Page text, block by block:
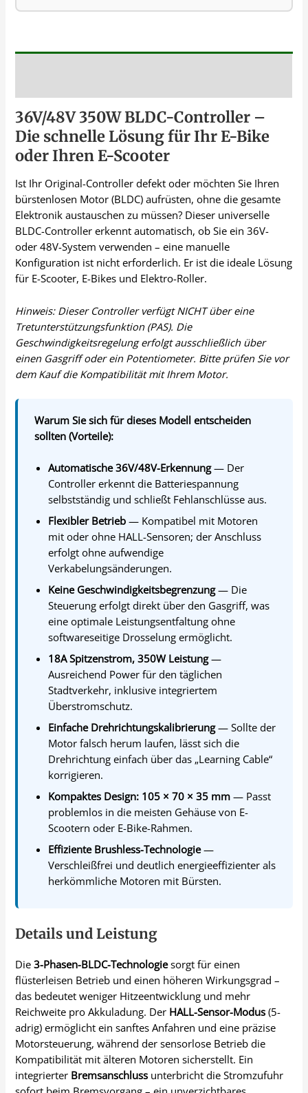
36V/48V 350W BLDC-Controller –
Die schnelle Lösung für Ihr E-Bike
oder Ihren E-Scooter
Ist Ihr Original-Controller defekt oder möchten Sie Ihren
bürstenlosen Motor (BLDC) aufrüsten, ohne die gesamte
Elektronik austauschen zu müssen? Dieser universelle
BLDC-Controller erkennt automatisch, ob Sie ein 36V-
oder 48V-System verwenden – eine manuelle
Konfiguration ist nicht erforderlich. Er ist die ideale Lösung
für E-Scooter, E-Bikes und Elektro-Roller.
Hinweis: Dieser Controller verfügt NICHT über eine
Tretunterstützungsfunktion (PAS). Die
Geschwindigkeitsregelung erfolgt ausschließlich über
einen Gasgriff oder ein Potentiometer. Bitte prüfen Sie vor
dem Kauf die Kompatibilität mit Ihrem Motor.
Warum Sie sich für dieses Modell entscheiden
sollten (Vorteile):
Automatische 36V/48V-Erkennung— Der
Controller erkennt die Batteriespannung
selbstständig und schließt Fehlanschlüsse aus.
Flexibler Betrieb — Kompatibel mit Motoren
mit oder ohne HALL-Sensoren; der Anschluss
erfolgt ohne aufwendige
Verkabelungsänderungen.
Keine Geschwindigkeitsbegrenzung— Die
Steuerung erfolgt direkt über den Gasgriff, was
eine optimale Leistungsentfaltung ohne
softwareseitige Drosselung ermöglicht.
18A Spitzenstrom, 350W Leistung—
Ausreichend Power für den täglichen
Stadtverkehr, inklusive integriertem
Überstromschutz.
Einfache Drehrichtungskalibrierung— Sollte der
Motor falsch herum laufen, lässt sich die
Drehrichtung einfach über das „Learning Cable“
korrigieren.
Kompaktes Design: 105 × 70 × 35 mm — Passt
problemlos in die meisten Gehäuse von E-
Scootern oder E-Bike-Rahmen.
Effiziente Brushless-Technologie—
Verschleißfrei und deutlich energieeffizienter als
herkömmliche Motoren mit Bürsten.
Details und Leistung
Die3-Phasen-BLDC-Technologiesorgt für einen
flüsterleisen Betrieb und einen höheren Wirkungsgrad –
das bedeutet weniger Hitzeentwicklung und mehr
Reichweite pro Akkuladung. Der HALL-Sensor-Modus (5-
adrig) ermöglicht ein sanftes Anfahren und eine präzise
Motorsteuerung, während der sensorlose Betrieb die
Kompatibilität mit älteren Motoren sicherstellt. Ein
integrierter Bremsanschluss unterbricht die Stromzufuhr